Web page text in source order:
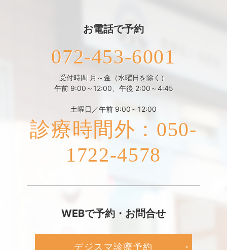
お電話で予約
072-453-6001
受付時間 月～金（水曜日を除く）
午前 9:00～12:00、午後 2:00～4:45
土曜日／午前 9:00～12:00
診療時間外：050-
1722-4578
WEBで予約・お問合せ
デジスマ診療予約